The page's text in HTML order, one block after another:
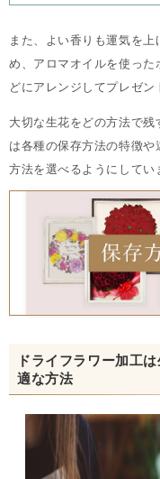
また、よい香りも運気を
め、アロマオイルを使っ
どにアレンジしてプレゼン
大切な生花をどの方法で
は各種の保存方法の特徴
方法を選べるようにしてい
ドライフラワー加工
適な方法